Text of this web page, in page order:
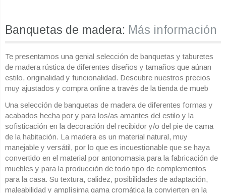
Banquetas de madera: Más información
Te presentamos una genial selección de banquetas y taburetes
de madera rústica de diferentes diseños y tamaños que aúnan
estilo, originalidad y funcionalidad. Descubre nuestros precios
muy ajustados y compra online a través de la tienda de mueb
Una selección de banquetas de madera de diferentes formas y
acabados hecha por y para los/as amantes del estilo y la
sofisticación en la decoración del recibidor y/o del pie de cama
de la habitación. La madera es un material natural, muy
manejable y versátil, por lo que es incuestionable que se haya
convertido en el material por antonomasia para la fabricación de
muebles y para la producción de todo tipo de complementos
para la casa. Su textura, calidez, posibilidades de adaptación,
maleabilidad y amplísima gama cromática la convierten en la